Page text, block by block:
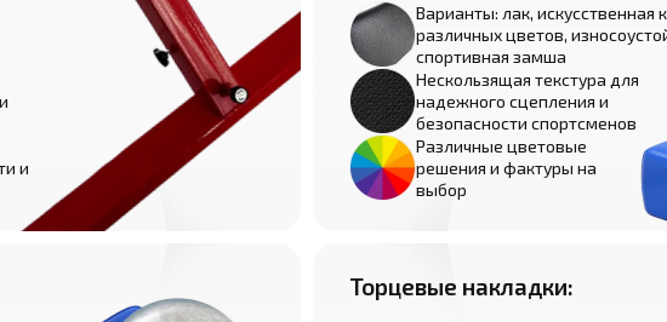
и
Варианты: лак, искусственная
различных цветов,
спортивная замша
Нескользящая текстура для
надежного сцепления и
безопасности спортсменов
Различные цветовые
решения и фактуры на
выбор
Торцевые накладки: